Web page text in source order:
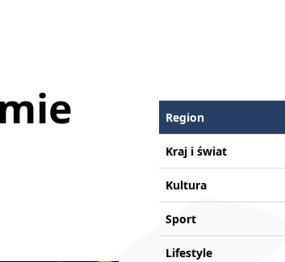
Region
Kraj i świat
Kultura
Sport
Lifestyle